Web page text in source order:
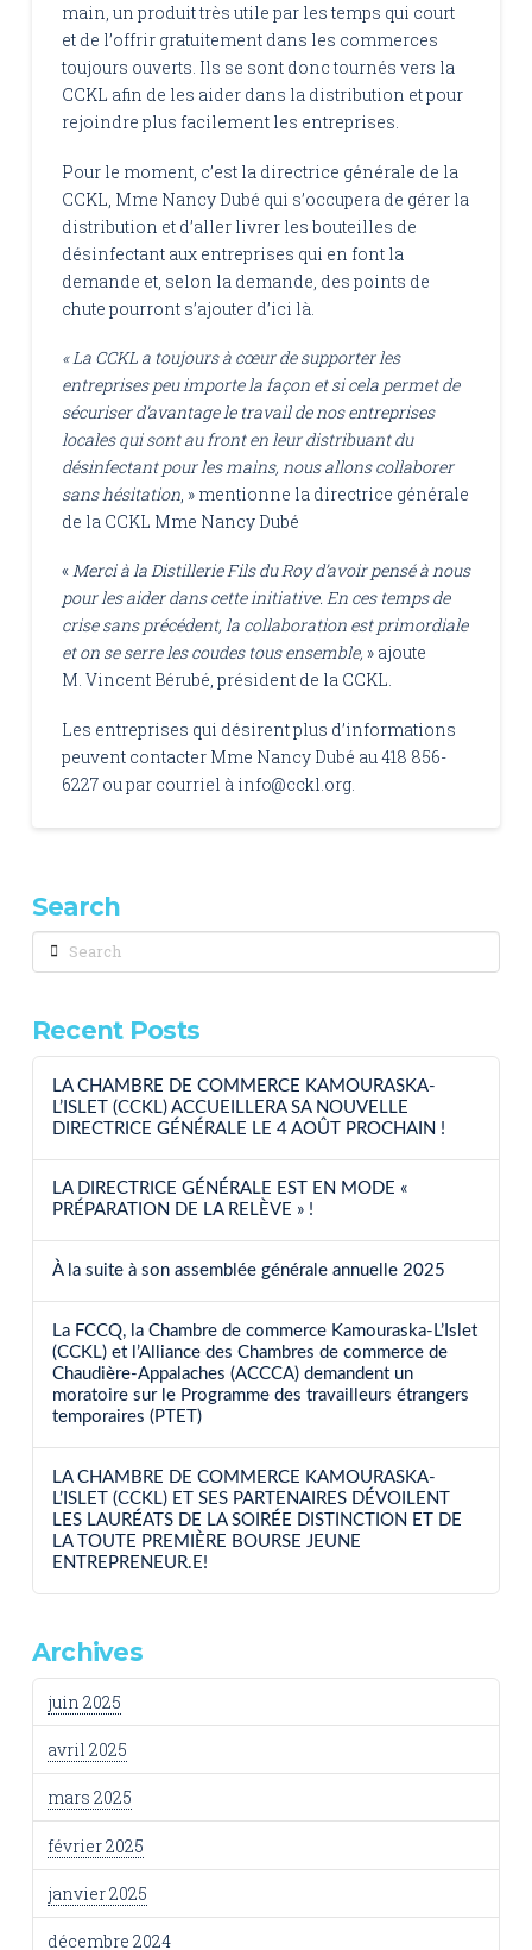
main, un produit très utile par les temps qui court
et de l’offrir gratuitement dans les commerces
toujours ouverts. Ils se sont donc tournés vers la
CCKL afin de les aider dans la distribution et pour
rejoindre plus facilement les entreprises.
Pour le moment, c’est la directrice générale de la
CCKL, Mme Nancy Dubé qui s’occupera de gérer la
distribution et d’aller livrer les bouteilles de
désinfectant aux entreprises qui en font la
demande et, selon la demande, des points de
chute pourront s’ajouter d’ici là.
« La CCKL a toujours à cœur de supporter les
entreprises peu importe la façon et si cela permet de
sécuriser d’avantage le travail de nos entreprises
locales qui sont au front en leur distribuant du
désinfectant pour les mains, nous allons collaborer
sans hésitation, » mentionne la directrice générale
de la CCKL Mme Nancy Dubé
«Merci à la Distillerie Fils du Roy d’avoir pensé à nous
pour les aider dans cette initiative. En ces temps de
crise sans précédent, la collaboration est primordiale
et on se serre les coudes tous ensemble, » ajoute
M. Vincent Bérubé, président de la CCKL.
Les entreprises qui désirent plus d’informations
peuvent contacter Mme Nancy Dubé au 418 856-
6227 ou par courriel à info@cckl.org.
Search
Search
Recent Posts
LA CHAMBRE DE COMMERCE KAMOURASKA-
L’ISLET (CCKL) ACCUEILLERA SA NOUVELLE
DIRECTRICE GÉNÉRALE LE 4 AOÛT PROCHAIN !
LA DIRECTRICE GÉNÉRALE EST EN MODE «
PRÉPARATION DE LA RELÈVE » !
À la suite à son assemblée générale annuelle 2025
La FCCQ, la Chambre de commerce Kamouraska-L’Islet
(CCKL) et l’Alliance des Chambres de commerce de
Chaudière-Appalaches (ACCCA) demandent un
moratoire sur le Programme des travailleurs étrangers
temporaires (PTET)
LA CHAMBRE DE COMMERCE KAMOURASKA-
L’ISLET (CCKL) ET SES PARTENAIRES DÉVOILENT
LES LAURÉATS DE LA SOIRÉE DISTINCTION ET DE
LA TOUTE PREMIÈRE BOURSE JEUNE
ENTREPRENEUR.E!
Archives
juin 2025
avril 2025
mars 2025
février 2025
janvier 2025
décembre 2024